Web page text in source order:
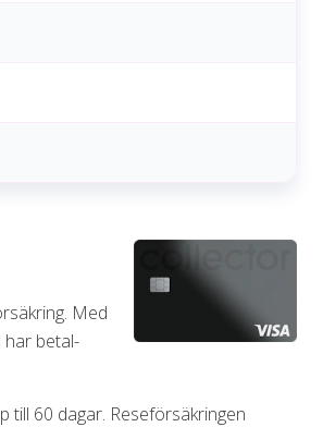
Med
har betal-
till 60 dagar. Reseförsäkringen